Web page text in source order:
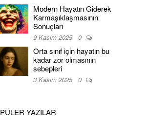
Modern Hayatın Giderek
Karmaşıklaşmasının
Sonuçları
9 Kasım 2025 0
Orta sınıf için hayatın bu
kadar zor olmasının
sebepleri
3 Kasım 2025 0
YAZILAR